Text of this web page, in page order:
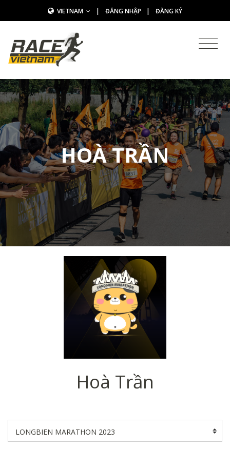
VIETNAM | ĐĂNG NHẬP | ĐĂNG KÝ
HOÀ TRẦN
Hoà Trần